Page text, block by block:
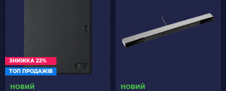
ТОП ПРОДАЖІВ
ЗНИЖКА 22%
НОВИЙ
НОВИЙ